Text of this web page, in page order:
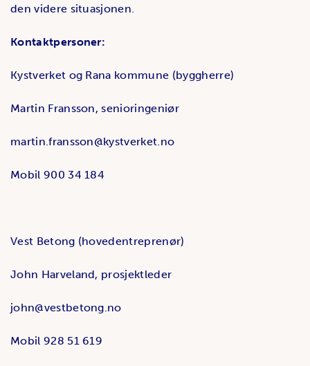
den videre situasjonen.
Kontaktpersoner:
Kystverket og Rana kommune (byggherre)
Martin Fransson, senioringeniør
martin.fransson@kystverket.no
Mobil 900 34 184
Vest Betong (hovedentreprenør)
John Harveland, prosjektleder
john@vestbetong.no
Mobil 928 51 619